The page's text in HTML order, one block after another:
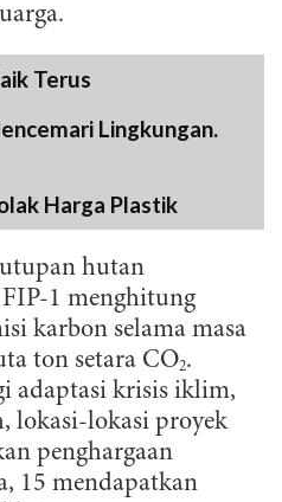
Terus
Lingkungan.
Harga Plastik
hutan
1 menghitung
karbon selama masa
ton setara CO2.
adaptasi krisis iklim,
lokasi-lokasi proyek
penghargaan
15 mendapatkan